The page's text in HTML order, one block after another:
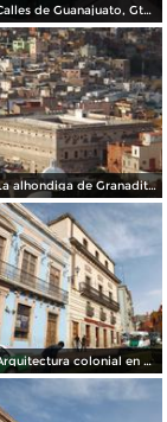
Calles de Guanajuato, Gto. Noviembre/2012
La alhondiga de Granaditas. Guanajuato. Noviembre/2012
Arquitectura colonial en Guanajuato. Noviembre/2012